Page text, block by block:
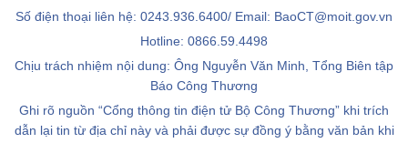
Số điện thoại liên hệ: 0243.936.6400/ Email: BaoCT@moit.gov.vn
Hotline: 0866.59.4498
Chịu trách nhiệm nội dung: Ông Nguyễn Văn Minh, Tổng Biên tập
Báo Công Thương
Ghi rõ nguồn “Cổng thông tin điện tử Bộ Công Thương” khi trích
dẫn lại tin từ địa chỉ này và phải được sự đồng ý bằng văn bản khi